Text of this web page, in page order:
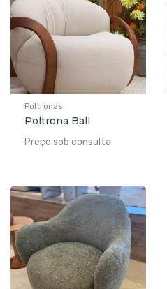
Poltronas
Poltrona Ball
Preço sob consulta